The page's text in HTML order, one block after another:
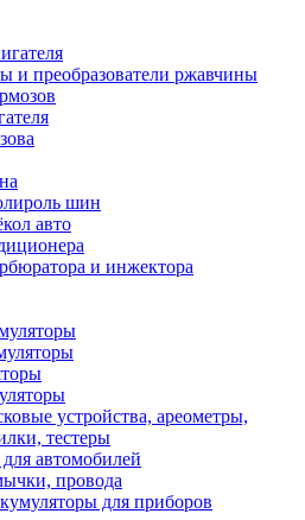
и преобразователи ржавчины
шин
авто
и инжектора
устройства, ареометры,
тестеры
автомобилей
провода
для приборов